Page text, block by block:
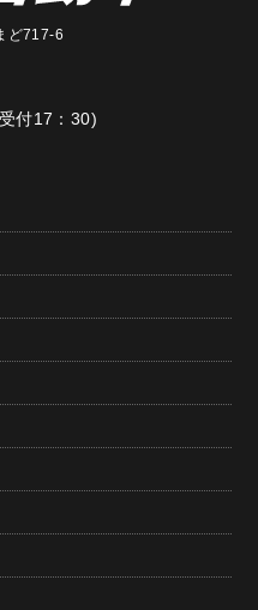
ど717-6
付17：30)